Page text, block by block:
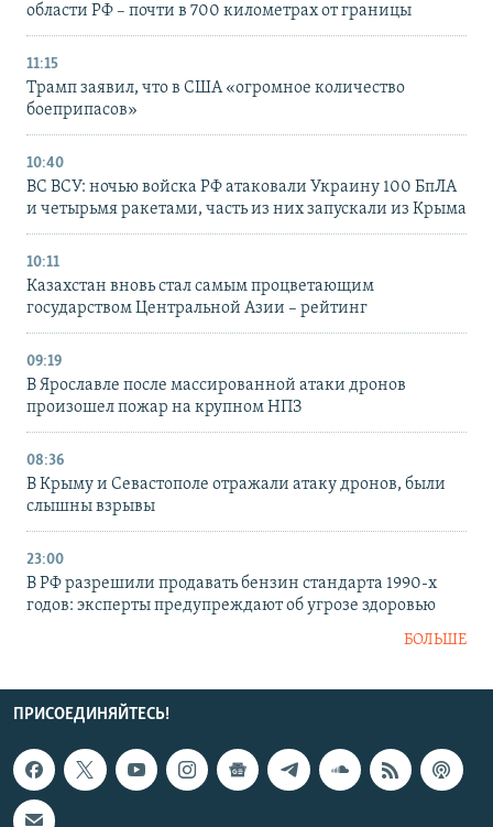
области РФ – почти в 700 километрах от границы
11:15
Трамп заявил, что в США «огромное количество
боеприпасов»
10:40
ВС ВСУ: ночью войска РФ атаковали Украину 100 БпЛА
и четырьмя ракетами, часть из них запускали из Крыма
10:11
Казахстан вновь стал самым процветающим
государством Центральной Азии – рейтинг
09:19
В Ярославле после массированной атаки дронов
произошел пожар на крупном НПЗ
08:36
В Крыму и Севастополе отражали атаку дронов, были
слышны взрывы
23:00
В РФ разрешили продавать бензин стандарта 1990-х
годов: эксперты предупреждают об угрозе здоровью
БОЛЬШЕ
ПРИСОЕДИНЯЙТЕСЬ!